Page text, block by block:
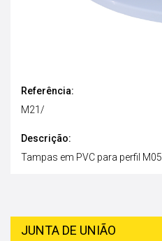
Referência:
M21/
Descrição:
Tampas em PVC para perfil M05
JUNTA DE UNIÃO